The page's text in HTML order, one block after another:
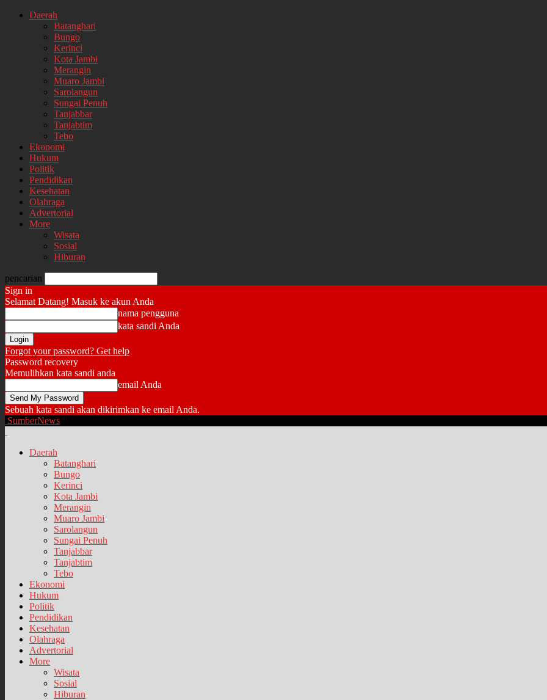
Daerah
Batanghari
Bungo
Kerinci
Kota Jambi
Merangin
Muaro Jambi
Sarolangun
Sungai Penuh
Tanjabbar
Tanjabtim
Tebo
Ekonomi
Hukum
Politik
Pendidikan
Kesehatan
Olahraga
Advertorial
More
Wisata
Sosial
Hiburan
pencarian
Sign in
Selamat Datang! Masuk ke akun Anda
nama pengguna
kata sandi Anda
Forgot your password? Get help
Password recovery
Memulihkan kata sandi anda
email Anda
Sebuah kata sandi akan dikirimkan ke email Anda.
SumberNews
Daerah
Batanghari
Bungo
Kerinci
Kota Jambi
Merangin
Muaro Jambi
Sarolangun
Sungai Penuh
Tanjabbar
Tanjabtim
Tebo
Ekonomi
Hukum
Politik
Pendidikan
Kesehatan
Olahraga
Advertorial
More
Wisata
Sosial
Hiburan